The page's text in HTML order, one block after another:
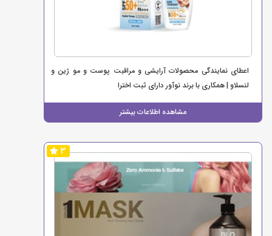
اعطای نمایندگی محصولات آرایشی و مراقبت پوست و مو ژین و
لنسلاو | همکاری با برند نوآور دارای ثبت اخترا
مشاهده اطلاعات بیشتر
3